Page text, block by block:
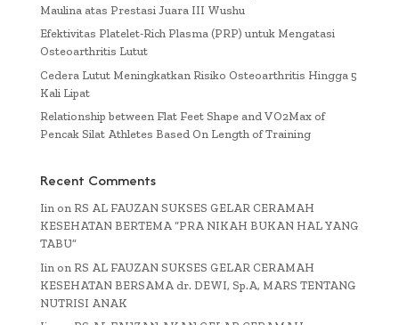
Maulina atas Prestasi Juara III Wushu
Efektivitas Platelet-Rich Plasma (PRP) untuk Mengatasi
Osteoarthritis Lutut
Cedera Lutut Meningkatkan Risiko Osteoarthritis Hingga 5
Kali Lipat
Relationship between Flat Feet Shape and VO2Max of
Pencak Silat Athletes Based On Length of Training
Recent Comments
Iinon RS AL FAUZAN SUKSES GELAR CERAMAH
KESEHATAN BERTEMA “PRA NIKAH BUKAN HAL YANG
TABU”
Iin on RS AL FAUZAN SUKSES GELAR CERAMAH
KESEHATAN BERSAMA dr. DEWI, Sp.A, MARS TENTANG
NUTRISI ANAK